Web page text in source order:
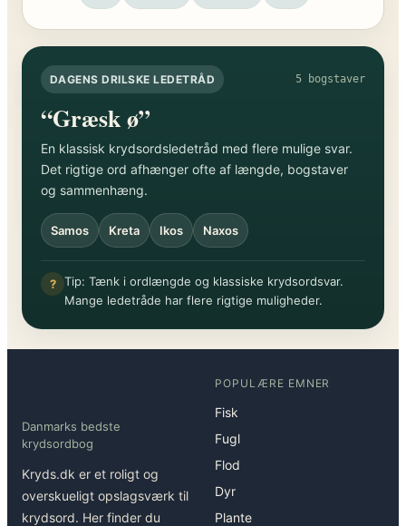
DAGENS DRILSKE LEDETRÅD 5 bogstaver
“Græsk ø”
En klassisk krydsordsledetråd med flere mulige svar.
Det rigtige ord afhænger ofte af længde, bogstaver
og sammenhæng.
Samos Kreta Ikos Naxos
? Tip: Tænk i ordlængde og klassiske krydsordsvar.
Mange ledetråde har flere rigtige muligheder.
Danmarks bedste
krydsordbog
Kryds.dk er et roligt og
overskueligt opslagsværk til
krydsord. Her finder du
POPULÆRE EMNER
Fisk
Fugl
Flod
Dyr
Plante